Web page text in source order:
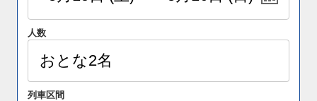
人数
列車区間